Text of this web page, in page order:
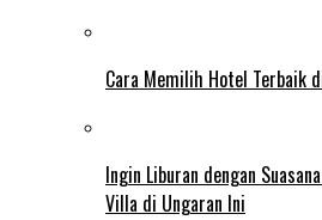
Cara Memilih Hotel Terbaik
Ingin Liburan dengan
Villa di Ungaran Ini